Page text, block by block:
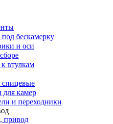
бескамерку
и оси
втулкам
для камер
и переходники
привод